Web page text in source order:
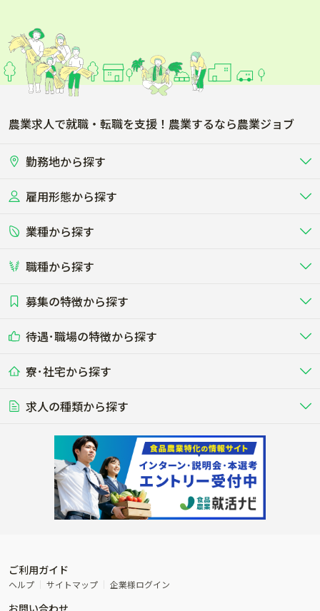
農業求人で就職・転職を支援！農業するなら農業ジョブ
勤務地から探す
北海道
関東
東海
雇用形態から探す
正社員 バイト・アルバイト・パート
短期アルバイト
その他（独立・副業など）
業種から探す
畜産（酪農･肉牛･養豚･養鶏など）
酪農
する牧場
養豚
る養豚場
レースで活躍する馬の手入れや子馬
その他畜産
その他動物の畜産業（羊、ウズラな
ど）
畑・圃場で野菜・穀物を生産 ビニールハウスで多様な野菜の生産
稲作
ビニールハウスで観賞用植物の栽
植物工場
環境制御された工場で野菜の生産管
理
農業資材･肥料
農場設備・肥料・飼料の生産・流
農業用の機械・機材の開発・販
流通･商社
農産物・農産品の物流・卸し・輸出
入
製造･加工･販売 福祉
その他農業関連企業
その他業種
木材の植林・伐採・加工、または
漁業･養殖
魚介類の採捕・養殖、または水産加
工場
職種から探す
農場･牧場･現場職
専門職（獣医師･人工授精師･
研究･開発 WEB･IT
その他職種
募集の特徴から探す
未経験歓迎
学歴不問
50代採用実績あり
AT免許OK
内定まで最短1週間 管理者･幹部採用
待遇･職場の特徴から探す
社会保険完備
食事補助あり
年間休日100日以上
経験者優遇 独立支援可能
寮･社宅から探す
単身寮あり
寮･社宅相談可
求人の種類から探す
転職おまかせ求人
ご利用ガイド
ヘルプ サイトマップ 企業様ログイン